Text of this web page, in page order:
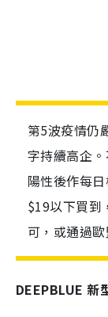
第5波疫情仍
字持續高企
陽性後作每
$19以下買到
可，或通過
DEEPBLUE 新